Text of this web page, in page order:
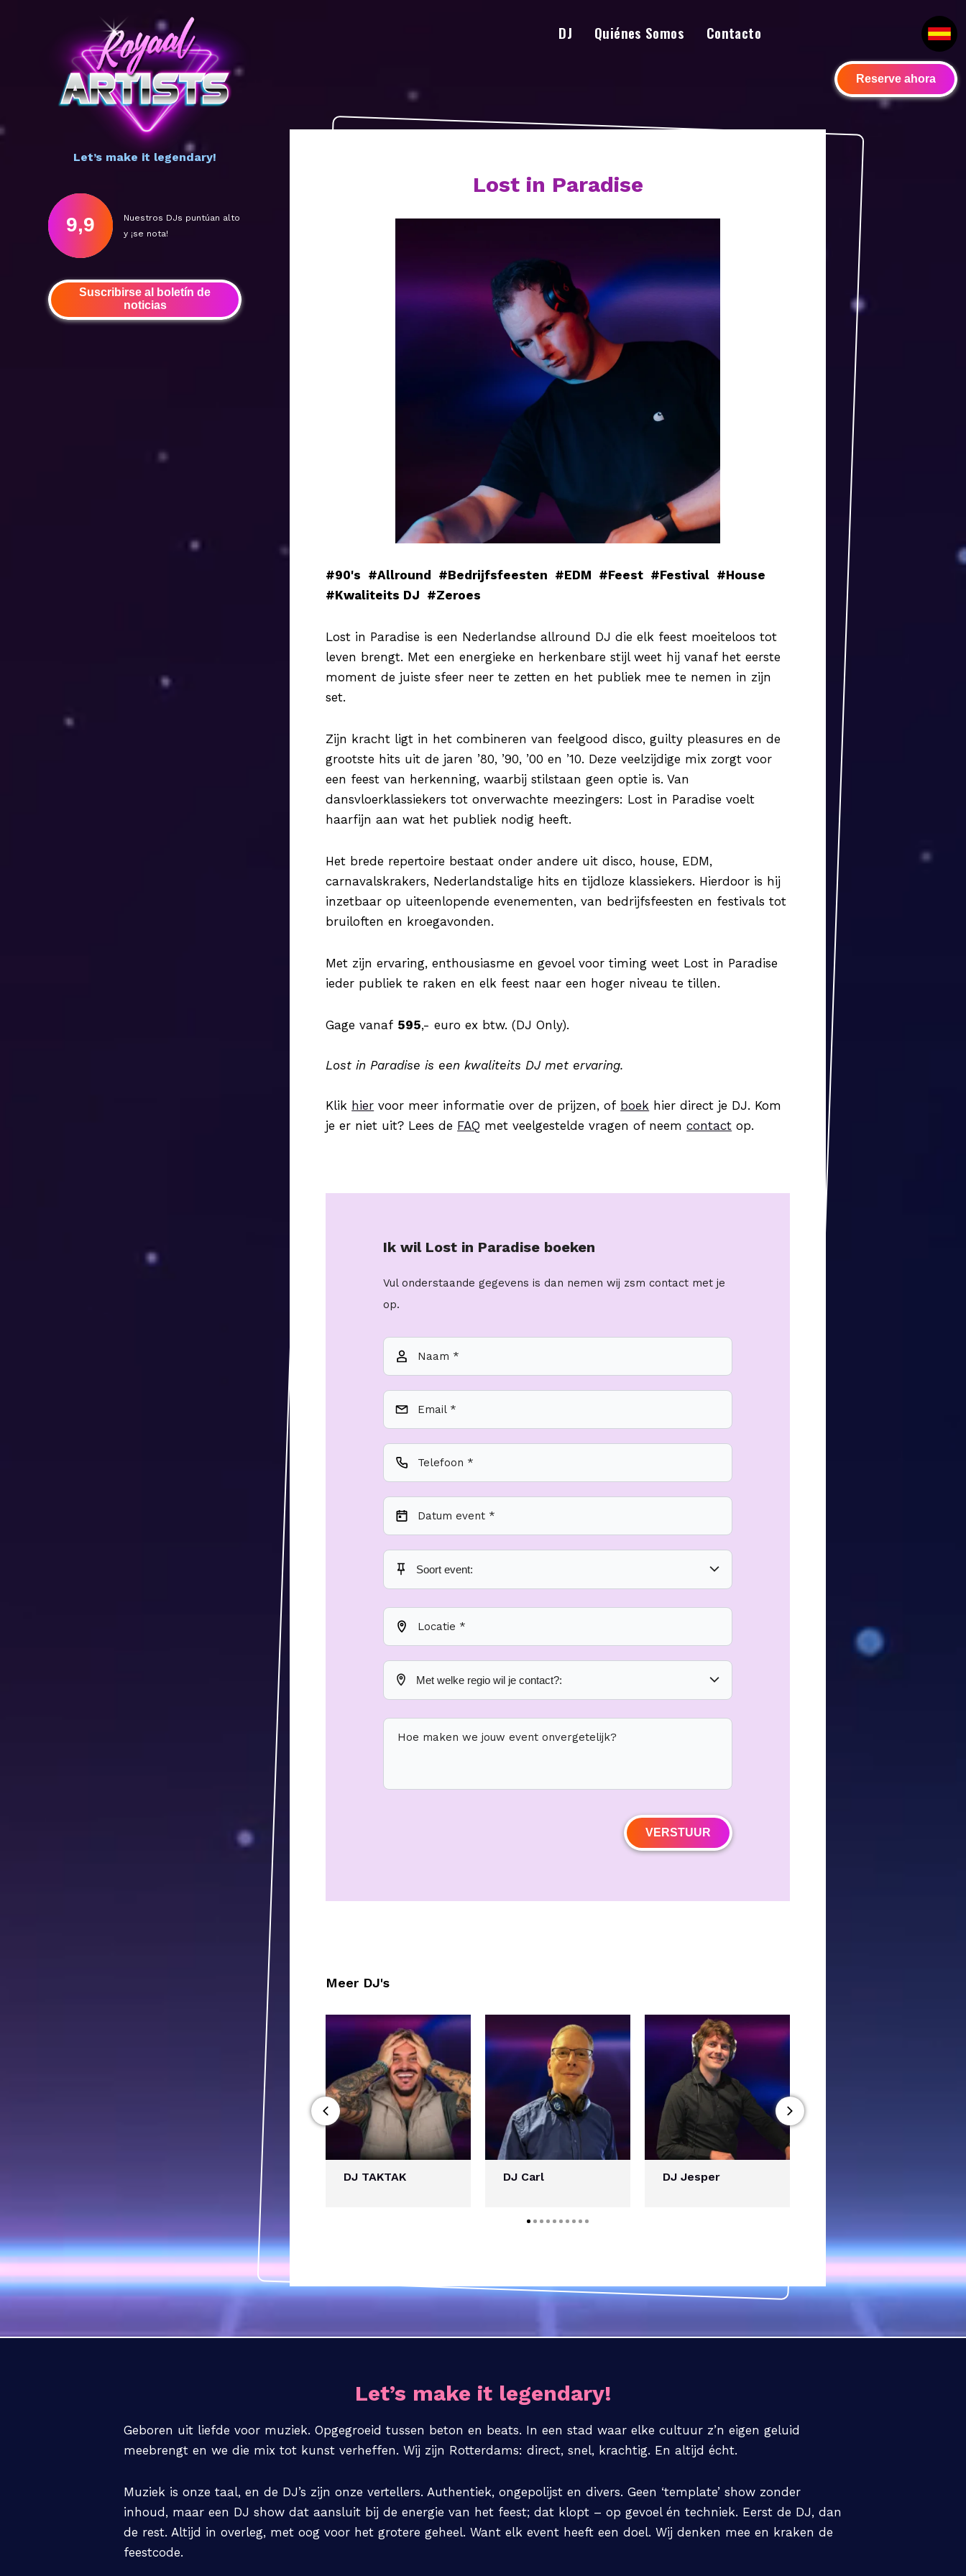
Let’s make it legendary!
DJ Quiénes Somos Contacto
Reserve ahora
9,9
Nuestros DJs puntúan alto
y ¡se nota!
Suscribirse al boletín de
noticias
Lost in Paradise
#90's #Allround #Bedrijfsfeesten #EDM #Feest #Festival #House
#Kwaliteits DJ #Zeroes
Lost in Paradise is een Nederlandse allround DJ die elk feest moeiteloos tot
leven brengt. Met een energieke en herkenbare stijl weet hij vanaf het eerste
moment de juiste sfeer neer te zetten en het publiek mee te nemen in zijn
set.
Zijn kracht ligt in het combineren van feelgood disco, guilty pleasures en de
grootste hits uit de jaren ’80, ’90, ’00 en ’10. Deze veelzijdige mix zorgt voor
een feest van herkenning, waarbij stilstaan geen optie is. Van
dansvloerklassiekers tot onverwachte meezingers: Lost in Paradise voelt
haarfijn aan wat het publiek nodig heeft.
Het brede repertoire bestaat onder andere uit disco, house, EDM,
carnavalskrakers, Nederlandstalige hits en tijdloze klassiekers. Hierdoor is hij
inzetbaar op uiteenlopende evenementen, van bedrijfsfeesten en festivals tot
bruiloften en kroegavonden.
Met zijn ervaring, enthousiasme en gevoel voor timing weet Lost in Paradise
ieder publiek te raken en elk feest naar een hoger niveau te tillen.
Gage vanaf 595,- euro ex btw. (DJ Only).
Lost in Paradise is een kwaliteits DJ met ervaring.
Klik hier voor meer informatie over de prijzen, of boek hier direct je DJ. Kom
je er niet uit? Lees de FAQ met veelgestelde vragen of neemcontact op.
Ik wil Lost in Paradise boeken
Vul onderstaande gegevens is dan nemen wij zsm contact met je
op.
Naam *
Email *
Telefoon *
Datum event *
Locatie *
Hoe maken we jouw event onvergetelijk?
VERSTUUR
Meer DJ's
DJ TAKTAK DJ Carl DJ Jesper
Let’s make it legendary!
Geboren uit liefde voor muziek. Opgegroeid tussen beton en beats. In een stad waar elke cultuur z’n eigen geluid
meebrengt en we die mix tot kunst verheffen. Wij zijn Rotterdams: direct, snel, krachtig. En altijd écht.
Muziek is onze taal, en de DJ’s zijn onze vertellers. Authentiek, ongepolijst en divers. Geen ‘template’ show zonder
inhoud, maar een DJ show dat aansluit bij de energie van het feest; dat klopt – op gevoel én techniek. Eerst de DJ, dan
de rest. Altijd in overleg, met oog voor het grotere geheel. Want elk event heeft een doel. Wij denken mee en kraken de
feestcode.